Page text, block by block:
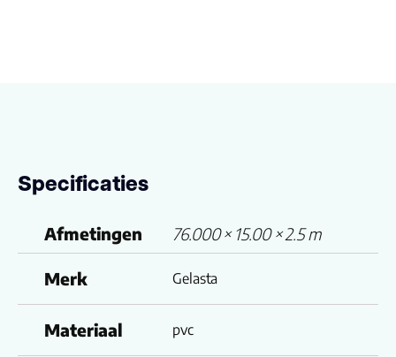
Specificaties
Afmetingen 76.000 × 15.00 × 2.5 m
Merk Gelasta
Materiaal pvc